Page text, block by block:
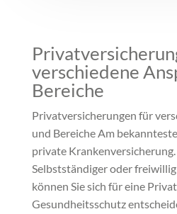
verschiedene
Bereiche
Privatversicherungen für
und Bereiche Am
private
Selbstständiger oder
können Sie sich für eine
Gesundheitsschutz